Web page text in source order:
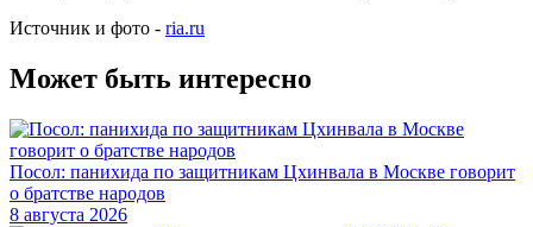
Источник и фото - ria.ru
Может быть интересно
Посол: панихида по защитникам Цхинвала в Москве говорит
о братстве народов
8 августа 2026